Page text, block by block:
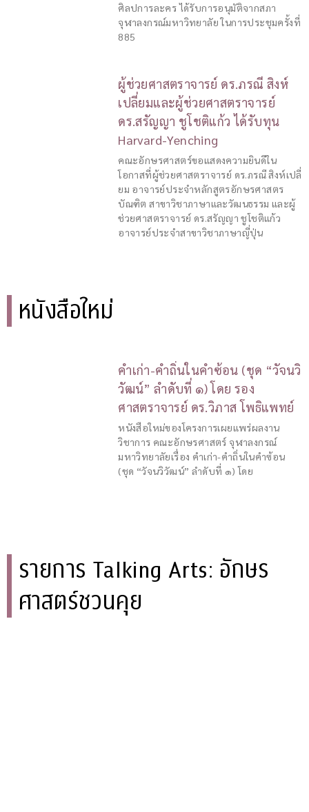
ศิลปการละคร ได้รับการอนุมัติจากสภา
จุฬาลงกรณ์มหาวิทยาลัย ในการประชุมครั้งที่
885
ผู้ช่วยศาสตราจารย์ ดร.ภรณี สิงห์
เปลี่ยมและผู้ช่วยศาสตราจารย์
ดร.สรัญญา ชูโชติแก้ว ได้รับทุน
Harvard-Yenching
คณะอักษรศาสตร์ขอแสดงความยินดีใน
โอกาสที่ผู้ช่วยศาสตราจารย์ ดร.ภรณี สิงห์เปลี่
ยม อาจารย์ประจำหลักสูตรอักษรศาสตร
บัณฑิต สาขาวิชาภาษาและวัฒนธรรม และผู้
ช่วยศาสตราจารย์ ดร.สรัญญา ชูโชติแก้ว
อาจารย์ประจำสาขาวิชาภาษาญี่ปุ่น
หนังสือใหม่
คำเก่า-คำถิ่นในคำซ้อน (ชุด “วัจนวิ
วัฒน์” ลำดับที่ ๑) โดย รอง
ศาสตราจารย์ ดร.วิภาส โพธิแพทย์
หนังสือใหม่ของโครงการเผยแพร่ผลงาน
วิชาการ คณะอักษรศาสตร์ จุฬาลงกรณ์
มหาวิทยาลัยเรื่อง คำเก่า-คำถิ่นในคำซ้อน
(ชุด “วัจนวิวัฒน์” ลำดับที่ ๑) โดย
รายการ Talking Arts: อักษร
ศาสตร์ชวนคุย